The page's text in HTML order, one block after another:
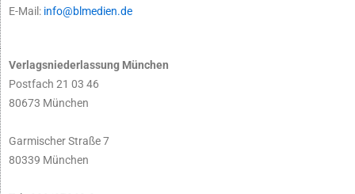
E-Mail: info@blmedien.de
Verlagsniederlassung München
Postfach 21 03 46
80673 München
Garmischer Straße 7
80339 München